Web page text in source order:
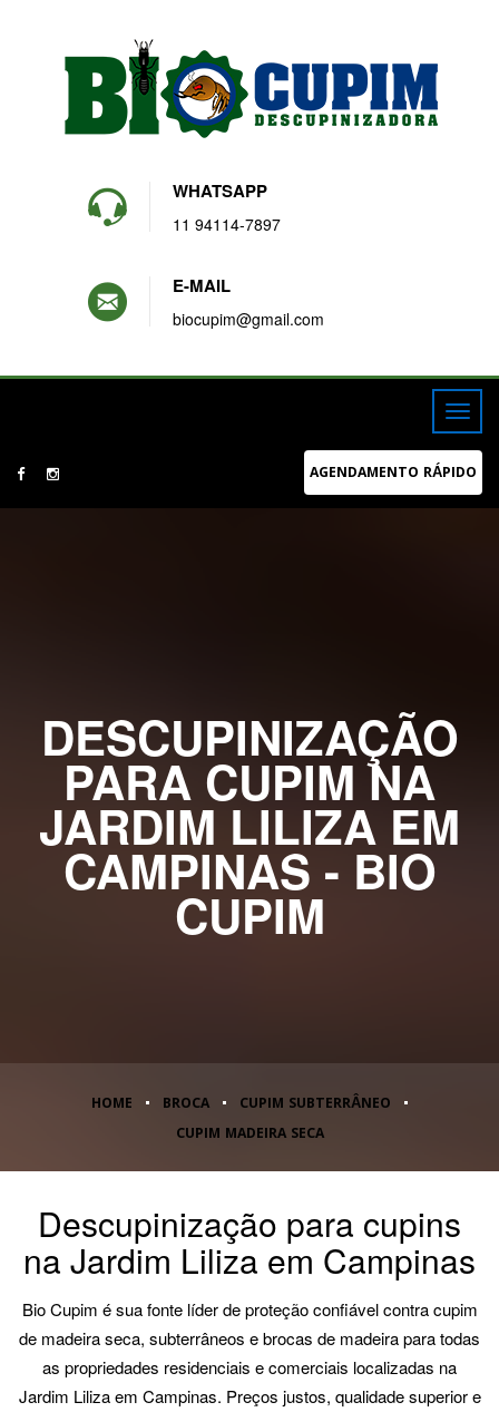
WHATSAPP
11 94114-7897
E-MAIL
biocupim@gmail.com
AGENDAMENTO RÁPIDO
DESCUPINIZAÇÃO
PARA CUPIM NA
JARDIM LILIZA EM
CAMPINAS - BIO
CUPIM
HOME BROCA
CUPIM SUBTERRÂNEO
CUPIM MADEIRA SECA
Descupinização para cupins
na Jardim Liliza em Campinas
Bio Cupim é sua fonte líder de proteção confiável contra cupim
de madeira seca, subterrâneos e brocas de madeira para todas
as propriedades residenciais e comerciais localizadas na
Jardim Liliza em Campinas. Preços justos, qualidade superior e